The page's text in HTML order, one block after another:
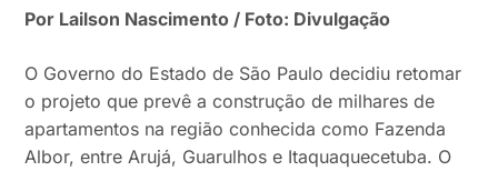
Por Lailson Nascimento / Foto: Divulgação
O Governo do Estado de São Paulo decidiu retomar
o projeto que prevê a construção de milhares de
apartamentos na região conhecida como Fazenda
Albor, entre Arujá, Guarulhos e Itaquaquecetuba. O